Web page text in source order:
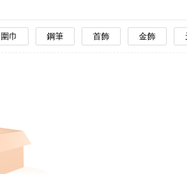
圍巾 鋼筆 首飾 金飾